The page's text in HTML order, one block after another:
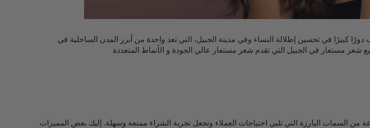
كبيرًا في تحسين إطلالة النساء وفي مدينة الجبيل، التي تعد واحدة من أبرز المدن الساحلية في
السمات البارزة التي تلبي احتياجات العملاء وتجعل تجربة الشراء ممتعة وسهلة. إليك بعض المميزات